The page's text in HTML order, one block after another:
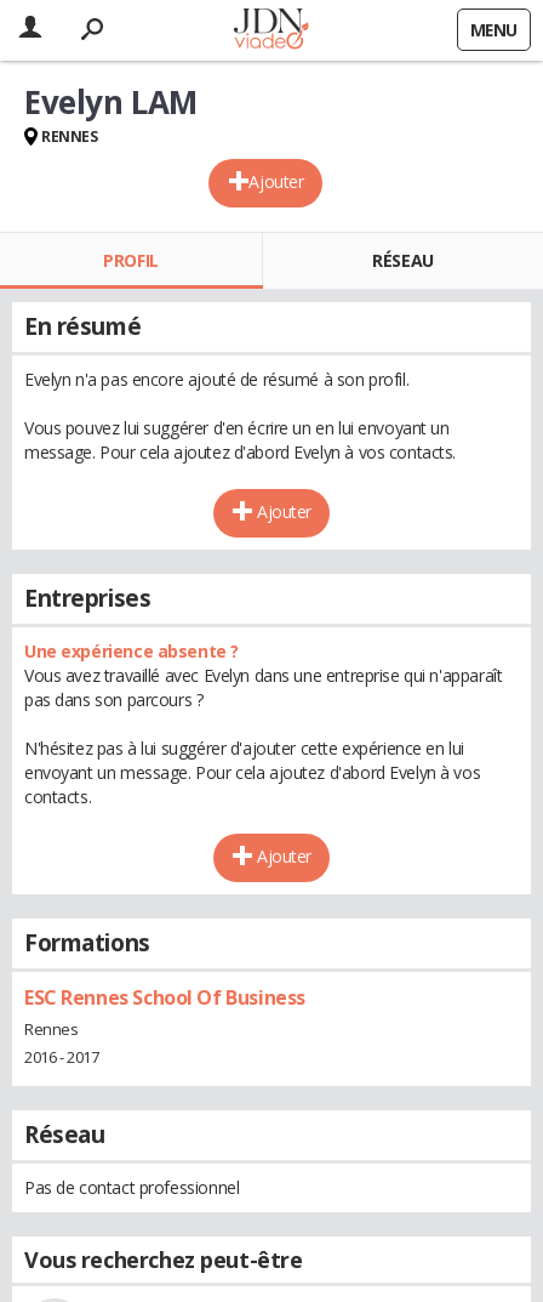
MENU
Ajouter
Evelyn LAM
RENNES
PROFIL RÉSEAU
En résumé
Evelyn n'a pas encore ajouté de résumé à son profil.
Vous pouvez lui suggérer d'en écrire un en lui envoyant un
message. Pour cela ajoutez d'abord Evelyn à vos contacts.
Ajouter
Entreprises
Une expérience absente ?
Vous avez travaillé avec Evelyn dans une entreprise qui n'apparaît
pas dans son parcours ?
N'hésitez pas à lui suggérer d'ajouter cette expérience en lui
envoyant un message. Pour cela ajoutez d'abord Evelyn à vos
contacts.
Ajouter
Formations
ESC Rennes School Of Business
Rennes
2016 - 2017
Réseau
Pas de contact professionnel
Vous recherchez peut-être